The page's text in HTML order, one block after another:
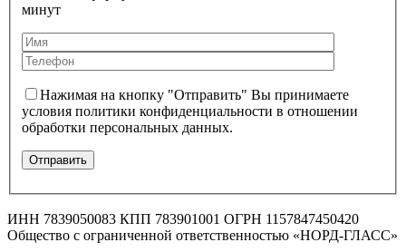
минут
Нажимая на кнопку "Отправить" Вы принимаете
условия политики конфиденциальности в отношении
обработки персональных данных.
ИНН 7839050083 КПП 783901001 ОГРН 1157847450420
Общество с ограниченной ответственностью «НОРД-ГЛАСС»